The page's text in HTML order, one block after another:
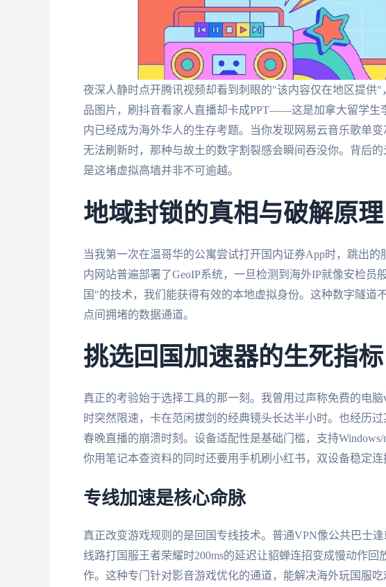
夜深人静时点开腾讯视频却看到刺眼的"该内容仅在地区提供
品图片，刷抖音看家人直播却卡成PPT——这是加拿大留学生
内已经成为海外华人的生存考题。当你发现网易云音乐歌单
无法刷新时，那种与故土的数字割裂感会瞬间吞没你。背后
是这堵虚拟高墙并非不可逾越。
地域封锁的真相与破解原理
当我第一次在温哥华的公寓尝试打开国内证券App时，跳出
内网站普遍部署了GeoIP系统，一旦检测到海外IP就像安检员
国"的技术，我们能获得有效的本地虚拟身份。这种数字隧道
点间拥堵的数据通道。
挑选回国加速器的生死指标
真正的考验始于选择工具的那一刻。我曾用过声称免费的电
时突然限速，卡在范闲拔剑的经典镜头长达半小时。也经历
春晚直播的崩溃时刻。设备适配性是基础门槛，支持
你用笔记本查资料的同时还要用手机刷小红书，双设备稳定连
专线加速是核心命脉
真正改变游戏规则的是回国专线技术。普通VPN像公共巴士
线路打国服王者荣耀时200ms的延迟让貂蝉连招变成慢动作
作。这种专门针对影音游戏优化的通道，能解决海外玩国服吃